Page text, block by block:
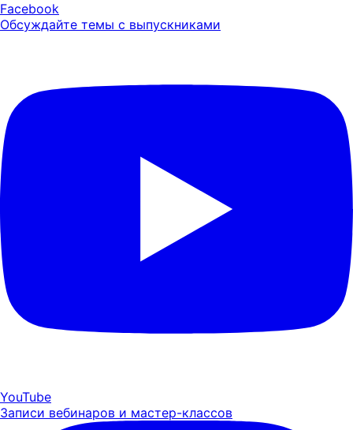
Facebook
Обсуждайте темы с выпускниками
YouTube
Записи вебинаров и мастер-классов